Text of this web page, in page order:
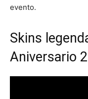
evento.
Skins
Aniversario